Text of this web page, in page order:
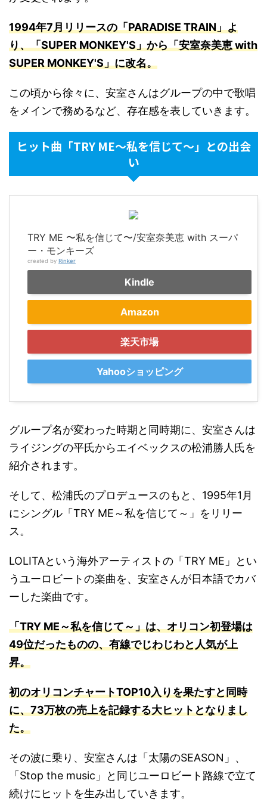
1994年7月リリースの「PARADISE TRAIN」よ
り、「SUPER MONKEY'S」から「安室奈美恵 with
SUPER MONKEY'S」に改名。
この頃から徐々に、安室さんはグループの中で歌唱
をメインで務めるなど、存在感を表していきます。
ヒット曲「TRY ME～私を信じて～」との出会
い
TRY ME 〜私を信じて〜/安室奈美恵 with スーパ
ー・モンキーズ
created by Rinker
Kindle
Amazon
楽天市場
Yahooショッピング
グループ名が変わった時期と同時期に、安室さんは
ライジングの平氏からエイベックスの松浦勝人氏を
紹介されます。
そして、松浦氏のプロデュースのもと、1995年1月
にシングル「TRY ME～私を信じて～」をリリー
ス。
LOLITAという海外アーティストの「TRY ME」とい
うユーロビートの楽曲を、安室さんが日本語でカバ
ーした楽曲です。
「TRY ME～私を信じて～」は、オリコン初登場は
49位だったものの、有線でじわじわと人気が上
昇。
初のオリコンチャートTOP10入りを果たすと同時
に、73万枚の売上を記録する大ヒットとなりまし
た。
その波に乗り、安室さんは「太陽のSEASON」、
「Stop the music」と同じユーロビート路線で立て
続けにヒットを生み出していきます。